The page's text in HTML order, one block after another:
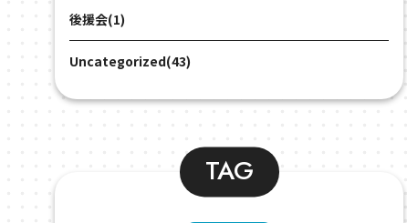
後援会(1)
Uncategorized(43)
TAG